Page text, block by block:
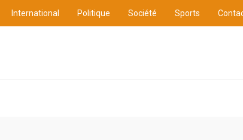
International Politique Société Sports